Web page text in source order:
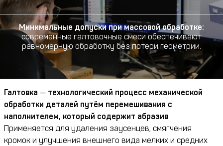
Минимальные допуски при массовой обработке:
современные галтовочные смеси обеспечивают
равномерную обработку без потери геометрии.
Галтовка — технологический процесс механической
обработки деталей путём перемешивания с
наполнителем, который содержит абразив.
Применяется для удаления заусенцев, смягчения
кромок и улучшения внешнего вида мелких и средних